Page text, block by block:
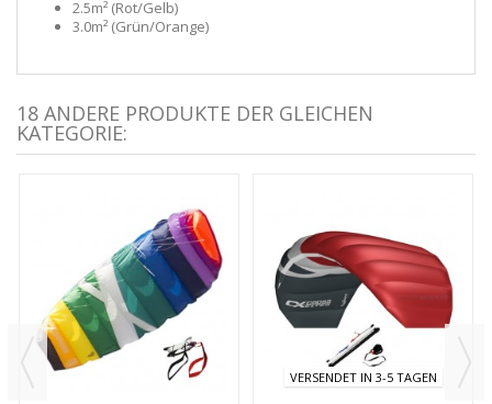
2.5m² (Rot/Gelb)
3.0m² (Grün/Orange)
18 ANDERE PRODUKTE DER GLEICHEN
KATEGORIE:
VERSENDET IN 3-5 TAGEN